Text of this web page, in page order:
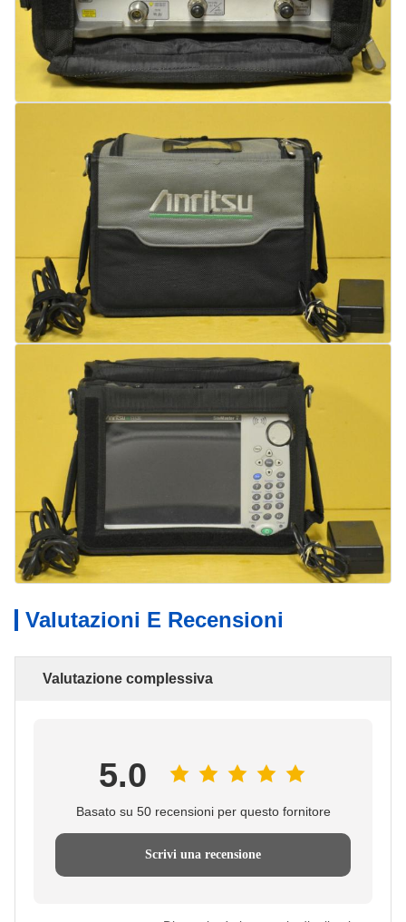
Valutazioni E Recensioni
Valutazione complessiva
5.0
Basato su 50 recensioni per questo fornitore
Scrivi una recensione